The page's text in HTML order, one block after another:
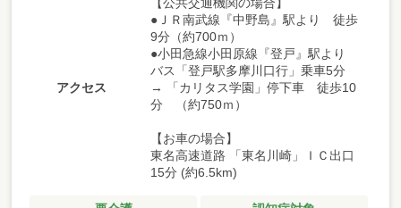
アクセス
【公共交通機関の場合】
●ＪＲ南武線『中野島』駅より 徒歩
9分（約700ｍ）
●小田急線小田原線『登戸』駅より
バス「登戸駅多摩川口行」乗車5分
→ 「カリタス学園」停下車 徒歩10
分 （約750ｍ）
【お車の場合】
東名高速道路 「東名川崎」ＩＣ出口
15分 (約6.5km)